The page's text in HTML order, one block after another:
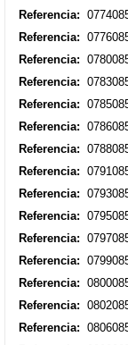
Referencia:
Referencia:
Referencia:
Referencia:
Referencia:
Referencia:
Referencia:
Referencia:
Referencia:
Referencia:
Referencia:
Referencia:
Referencia:
Referencia:
Referencia: